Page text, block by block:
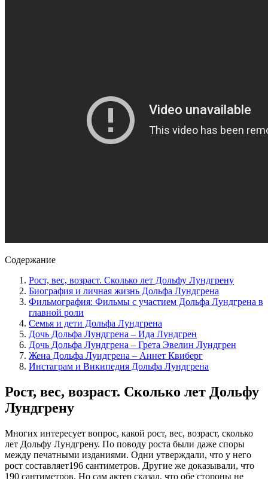
Содержание
Рост, вес, возраст. Сколько лет Дольфу Лундгрену
Биография и личная жизнь Дольфа Лундгрена
Фильмография: Фильмы с участием Дольфа Лундгрена в
главной роли
Семья и дети Дольфа Лундгрена
Дочь Дольфа Лундгрена – Ида Лундгрен
Дочь Дольфа Лундгрена – Грета Эвелин Лундгрен
Жена Дольфа Лундгрена – Аннет Квиберг
Инстаграм и Википедия Дольфа Лундгрена
Рост, вес, возраст. Сколько лет Дольфу
Лундгрену
Многих интересует вопрос, какой рост, вес, возраст, сколько
лет Дольфу Лундгрену. По поводу роста были даже споры
между печатными изданиями. Одни утверждали, что у него
рост составляет196 сантиметров. Другие же доказывали, что
190 сантиметров. Но сам актер сказал, что обе стороны не